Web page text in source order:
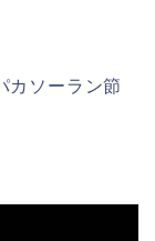
カソーラン節